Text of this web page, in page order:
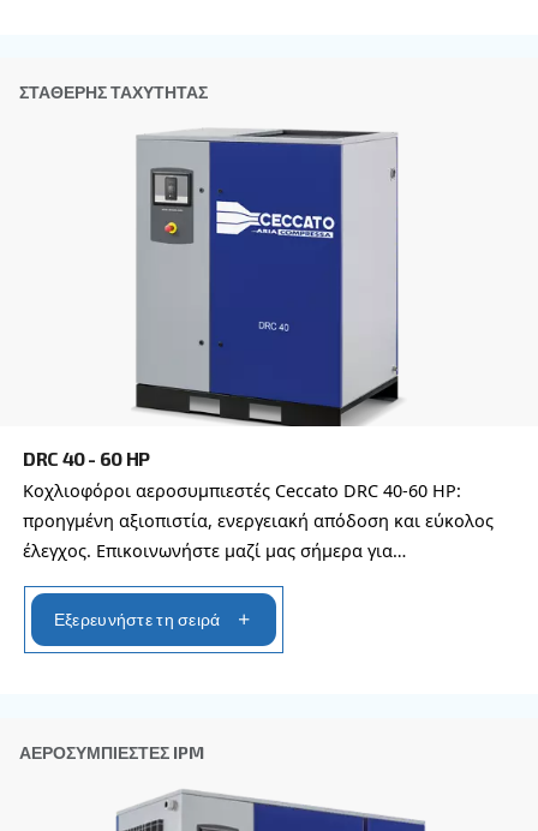
Anti-Robot Επαλήθευση
Μάθετε περισσότερα για τις
επιλογές αεροσυμπιεστών
Μπορείτε επίσης να επιλέξετε το ίδιο μοντέλο
διαφορετικές διαμορφώσεις ή με διαφορετική
ΑΕΡΟΣΥΜΠΙΕΣΤΈΣ IPM